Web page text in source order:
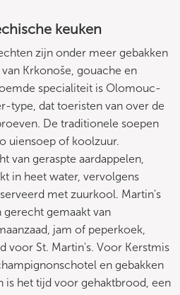
keuken
zijn onder meer gebakken
Krkonoše, gouache en
specialiteit is Olomouc-
type, dat toeristen van over de
De traditionele soepen
uiensoep of koolzuur.
van geraspte aardappelen,
in heet water, vervolgens
met zuurkool. Martin's
gerecht gemaakt van
jam of peperkoek,
voor St. Martin's. Voor Kerstmis
en gebakken
is het tijd voor gehaktbrood, een